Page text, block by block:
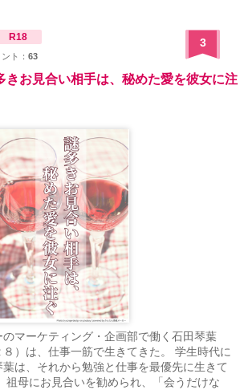
R18
ト： 63
3
きお見合い相手は、秘めた愛を彼女に注
マーケティング・企画部で働く石田琴葉
８）は、仕事一筋で生きてきた。 学生時代に
は、それから勉強と仕事を最優先に生きて
祖母にお見合いを勧められ、「会うだけな